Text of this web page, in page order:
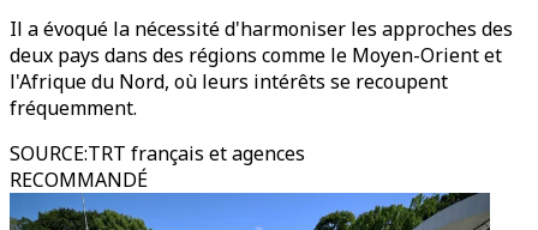
Il a évoqué la nécessité d'harmoniser les approches des
deux pays dans des régions comme le Moyen-Orient et
l'Afrique du Nord, où leurs intérêts se recoupent
fréquemment.
SOURCE:TRT français et agences
RECOMMANDÉ